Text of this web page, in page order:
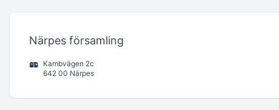
Närpes församling
Kambvägen 2c
642 00 Närpes